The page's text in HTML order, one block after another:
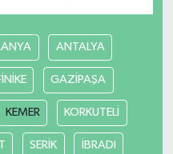
ANTALYA
GAZİPAŞA
KEMER KORKUTELİ
SERİK İBRADI